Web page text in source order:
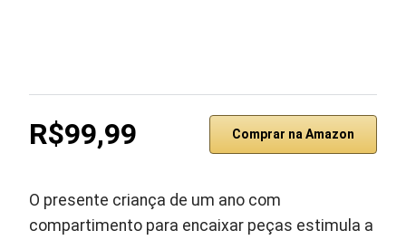
R$99,99 Comprar na Amazon
O presente criança de um ano com
compartimento para encaixar peças estimula a